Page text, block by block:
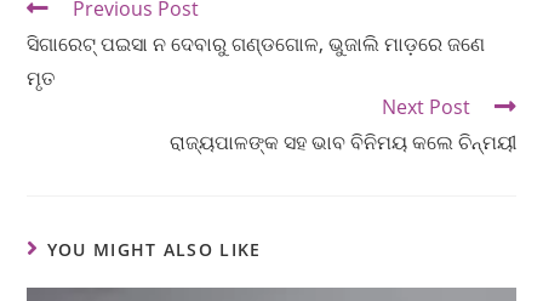
Previous Post
ସିଗାରେଟ୍ ପଇସା ନ ଦେବାରୁ ଗଣ୍ଡଗୋଳ, ଭୁଜାଲି ମାଡ଼ରେ ଜଣେ
ମୃତ
Next Post
ରାଜ୍ୟପାଳଙ୍କ ସହ ଭାବ ବିନିମୟ କଲେ ଚିନ୍ମୟୀ
YOU MIGHT ALSO LIKE